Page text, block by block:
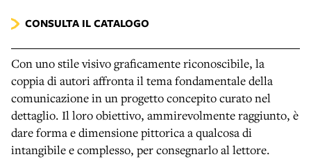
CONSULTA IL CATALOGO
Con uno stile visivo graficamente riconoscibile, la
coppia di autori affronta il tema fondamentale della
comunicazione in un progetto concepito curato nel
dettaglio. Il loro obiettivo, ammirevolmente raggiunto, è
dare forma e dimensione pittorica a qualcosa di
intangibile e complesso, per consegnarlo al lettore.